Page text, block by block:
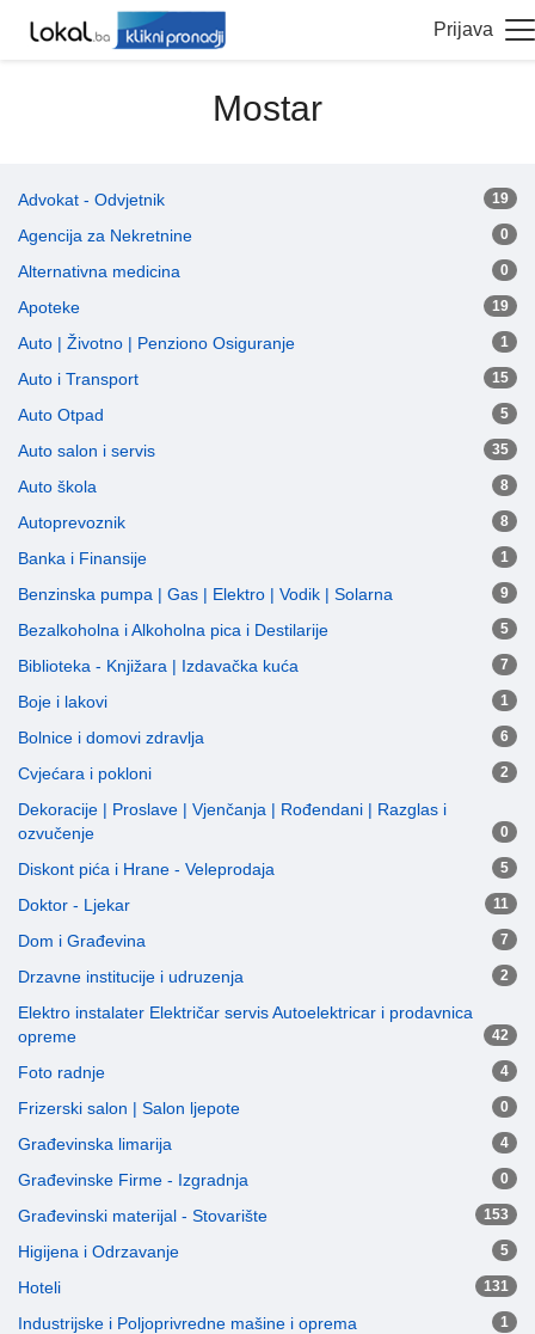
Prijava
Mostar
Advokat - Odvjetnik 19
Agencija za Nekretnine 0
Alternativna medicina 0
Apoteke 19
Auto | Životno | Penziono Osiguranje 1
Auto i Transport 15
Auto Otpad 5
Auto salon i servis 35
Auto škola 8
Autoprevoznik 8
Banka i Finansije 1
Benzinska pumpa | Gas | Elektro | Vodik | Solarna 9
Bezalkoholna i Alkoholna pica i Destilarije 5
Biblioteka - Knjižara | Izdavačka kuća 7
Boje i lakovi 1
Bolnice i domovi zdravlja 6
Cvjećara i pokloni 2
Dekoracije | Proslave | Vjenčanja | Rođendani | Razglas i
ozvučenje
0
Diskont pića i Hrane - Veleprodaja 5
Doktor - Ljekar 11
Dom i Građevina 7
Drzavne institucije i udruzenja 2
Elektro instalater Električar servis Autoelektricar i prodavnica
opreme
42
Foto radnje 4
Frizerski salon | Salon ljepote 0
Građevinska limarija 4
Građevinske Firme - Izgradnja 0
Građevinski materijal - Stovarište 153
Higijena i Odrzavanje 5
Hoteli 131
Industrijske i Poljoprivredne mašine i oprema 1